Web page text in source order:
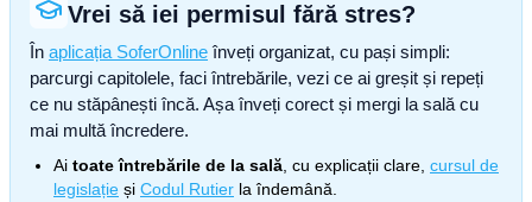
Vrei să iei permisul fără stres?
În aplicația SoferOnline înveți organizat, cu pași simpli:
parcurgi capitolele, faci întrebările, vezi ce ai greșit și repeți
ce nu stăpânești încă. Așa înveți corect și mergi la sală cu
mai multă încredere.
Ai toate întrebările de la sală , cu explicații clare, cursul de
legislație și Codul Rutier la îndemână.